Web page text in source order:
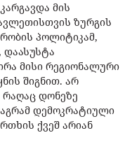
მის
ზურგის
პოლიტიკამ,
მისი რეგიონალური
შიგნით. არ
რაღაც დონეზე
დემოკრატიული
ქვეშ არიან